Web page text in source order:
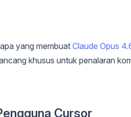
yang membuat Claude Opus
khusus untuk penalaran
Cursor